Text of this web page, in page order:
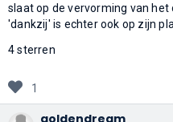
slaat op de vervorming van
'dankzij' is echter ook op zijn
4 sterren
1
goldendream